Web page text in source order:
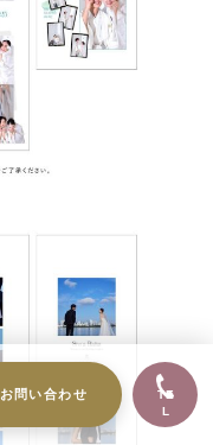
お問い合わせ
TE
L